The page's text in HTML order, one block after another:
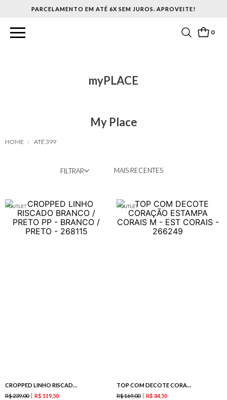
PARCELAMENTO EM ATÉ 6X SEM JUROS. APROVEITE!
0
myPLACE
My Place
ATÉ 399
FILTRAR MAIS RECENTES
CROPPED LINHO RISCADO BRANCO / PRETO
R$239,00 R$ 119 50
TOP COM DECOTE CORAÇÃO ESTAMPA CORAIS
R$169,00 R$ 84 50